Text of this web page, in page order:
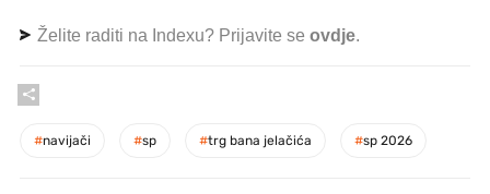
Želite raditi na Indexu? Prijavite se ovdje.
#navijači #sp #trg bana jelačića #sp 2026